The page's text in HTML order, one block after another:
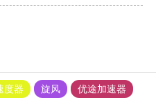
度器 旋风
优途加速器